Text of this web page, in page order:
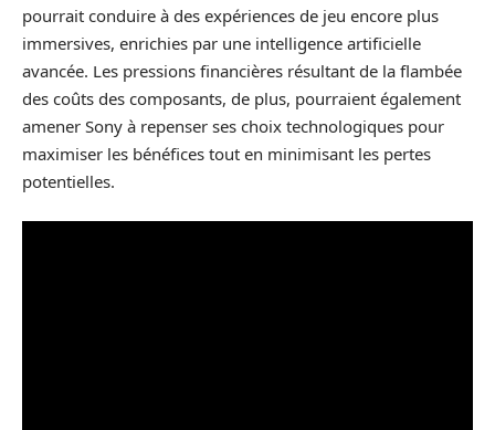
pourrait conduire à des expériences de jeu encore plus
immersives, enrichies par une intelligence artificielle
avancée. Les pressions financières résultant de la flambée
des coûts des composants, de plus, pourraient également
amener Sony à repenser ses choix technologiques pour
maximiser les bénéfices tout en minimisant les pertes
potentielles.